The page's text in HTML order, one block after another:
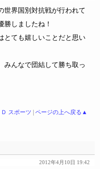
世界国別対抗戦が行われて
勝しましたね！
とても嬉しいことだと思い
みんなで団結して勝ち取っ
Ｄ スポーツ | ページの上へ戻る▲
2012年4月10日 19:42